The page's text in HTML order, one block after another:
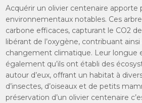
Acquérir un olivier centenaire apporte
environnementaux notables. Ces
carbone efficaces, capturant le CO2
libérant de l’oxygène, contribuant
changement climatique. Leur longue
également qu’ils ont établi des
autour d’eux, offrant un habitat à
d’insectes, d’oiseaux et de petits
préservation d’un olivier centenaire